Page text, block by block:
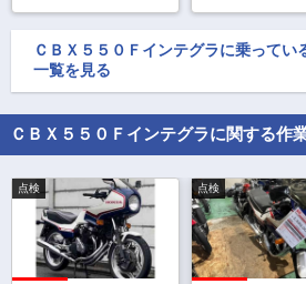
がロケット付けて帰っ
てきました。外装リペ
イント、めっちゃキレ
イになりました🤩
#cbx550f
#ロケットカウル
#バイク乗りと繋がりた
い
もめっちゃ風強
😅
#バイク乗りと繋
ＣＢＸ５５０Ｆインテグラ に乗ってい
一覧を見る
ＣＢＸ５５０Ｆインテグラに関する作
点検 点検
で